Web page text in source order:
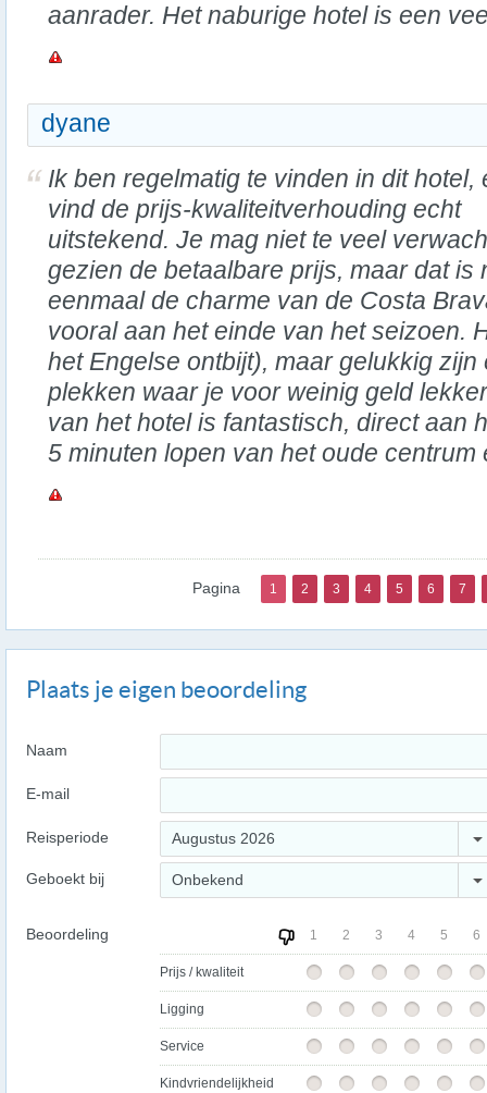
aanrader. Het naburige hotel is een
dyane
Ik ben regelmatig te vinden in dit hotel,
vind de prijs-kwaliteitverhouding echt
uitstekend. Je mag niet te veel
gezien de betaalbare prijs, maar dat is
eenmaal de charme van de Costa
vooral aan het einde van het seizoen.
het Engelse ontbijt), maar gelukkig
plekken waar je voor weinig geld
van het hotel is fantastisch, direct aan
5 minuten lopen van het oude centrum
Pagina 1 2 3 4 5 6 7
Plaats je eigen beoordeling
Naam
E-mail
Reisperiode Augustus 2026
Geboekt bij Onbekend
Beoordeling 1 2 3 4 5 6
Prijs / kwaliteit
Ligging
Service
Kindvriendelijkheid